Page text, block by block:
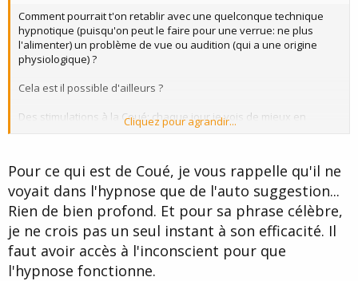
Comment pourrait t'on retablir avec une quelconque technique
hypnotique (puisqu'on peut le faire pour une verrue: ne plus
l'alimenter) un problème de vue ou audition (qui a une origine
physiologique) ?
Cela est il possible d'ailleurs ?
Des stimulations à la Coué: chaque jour je vois de mieux en
"chaque jour je vois de mieux en mieux"....
Peut être verrais je simplement au mieux possible de ce qui me
reste en vue sans fatigue oculaire ?
Vos suggestions sont les bienvenues....
Cliquez pour agrandir...
Pour ce qui est de Coué, je vous rappelle qu'il ne
voyait dans l'hypnose que de l'auto suggestion...
Rien de bien profond. Et pour sa phrase célèbre,
je ne crois pas un seul instant à son efficacité. Il
faut avoir accès à l'inconscient pour que
l'hypnose fonctionne.